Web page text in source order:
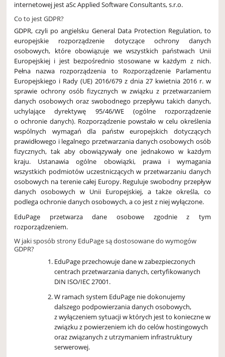
internetowej jest aSc Applied Software Consultants, s.r.o.
Co to jest GDPR?
GDPR, czyli po angielsku General Data Protection Regulation, to
europejskie rozporządzenie dotyczące ochrony danych
osobowych, które obowiązuje we wszystkich państwach Unii
Europejskiej i jest bezpośrednio stosowane w każdym z nich.
Pełna nazwa rozporządzenia to Rozporządzenie Parlamentu
Europejskiego i Rady (UE) 2016/679 z dnia 27 kwietnia 2016 r. w
sprawie ochrony osób fizycznych w związku z przetwarzaniem
danych osobowych oraz swobodnego przepływu takich danych,
uchylające dyrektywę 95/46/WE (ogólne rozporządzenie
o ochronie danych). Rozporządzenie powstało w celu określenia
wspólnych wymagań dla państw europejskich dotyczących
prawidłowego i legalnego przetwarzania danych osobowych osób
fizycznych, tak aby obowiązywały one jednakowo w każdym
kraju. Ustanawia ogólne obowiązki, prawa i wymagania
wszystkich podmiotów uczestniczących w przetwarzaniu danych
osobowych na terenie całej Europy. Reguluje swobodny przepływ
danych osobowych w Unii Europejskiej, a także określa, co
podlega ochronie danych osobowych, a co jest z niej wyłączone.
EduPage przetwarza dane osobowe zgodnie z tym
rozporządzeniem.
W jaki sposób strony EduPage są dostosowane do wymogów
GDPR?
EduPage przechowuje dane w zabezpieczonych
centrach przetwarzania danych, certyfikowanych
DIN ISO/IEC 27001.
W ramach system EduPage nie dokonujemy
dalszego podpowierzania danych osobowych,
z wyłączeniem sytuacji w których jest to konieczne w
związku z powierzeniem ich do celów hostingowych
oraz związanych z utrzymaniem infrastruktury
serwerowej.